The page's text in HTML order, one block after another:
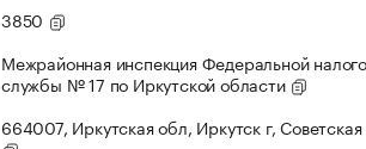
3850
Межрайонная инспекция Федеральной
службы № 17 по Иркутской области
664007, Иркутская обл, Иркутск г,